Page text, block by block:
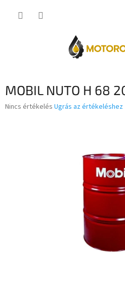
MOBIL NUTO H 68
A
Nincs értékelés Ugrás az értékeléshez